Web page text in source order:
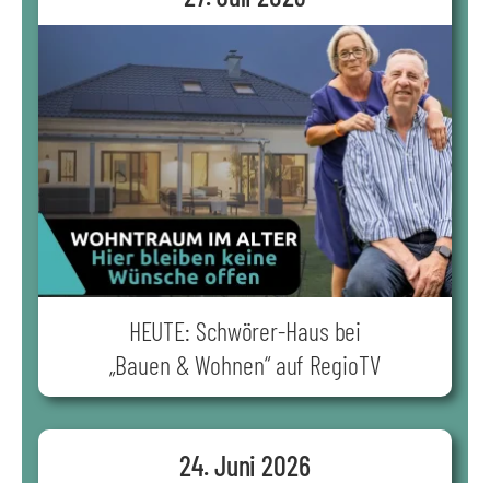
HEUTE: Schwörer-Haus bei
„Bauen & Wohnen“ auf RegioTV
24. Juni 2026